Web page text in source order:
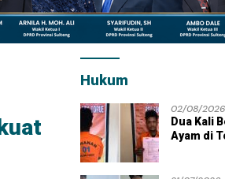
Hukum
02/08/2026
Dua Kali
Ayam di